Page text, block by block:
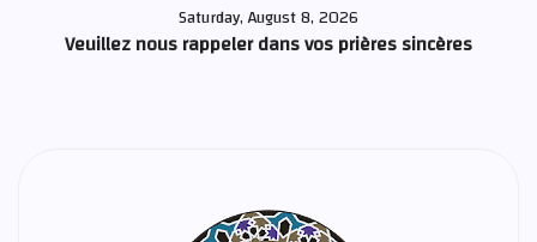
Saturday, August 8, 2026
Veuillez nous rappeler dans vos prières sincères